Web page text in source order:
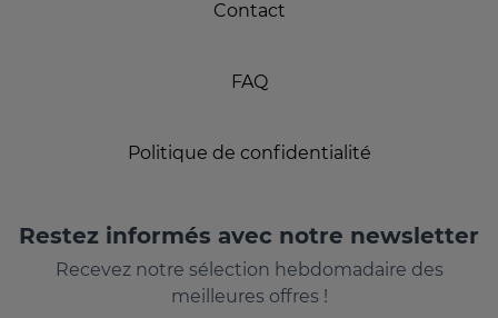
Contact
FAQ
Politique de confidentialité
Restez informés avec notre newsletter
Recevez notre sélection hebdomadaire des
meilleures offres !